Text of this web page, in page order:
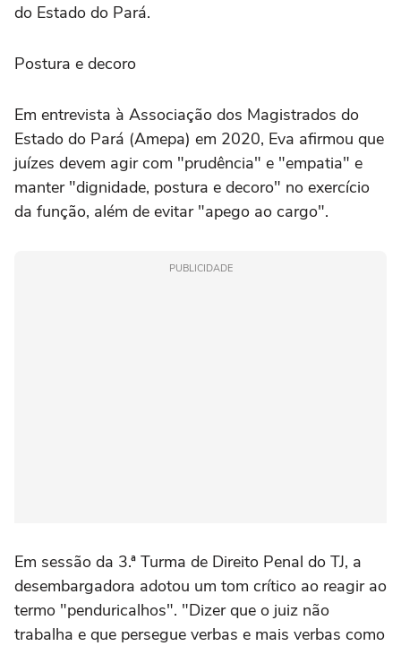
do Estado do Pará.
Postura e decoro
Em entrevista à Associação dos Magistrados do
Estado do Pará (Amepa) em 2020, Eva afirmou que
juízes devem agir com "prudência" e "empatia" e
manter "dignidade, postura e decoro" no exercício
da função, além de evitar "apego ao cargo".
PUBLICIDADE
Em sessão da 3.ª Turma de Direito Penal do TJ, a
desembargadora adotou um tom crítico ao reagir ao
termo "penduricalhos". "Dizer que o juiz não
trabalha e que persegue verbas e mais verbas como